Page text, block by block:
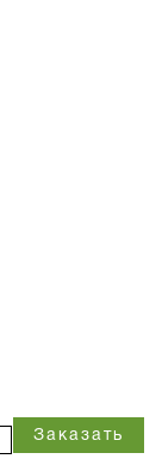
Заказать